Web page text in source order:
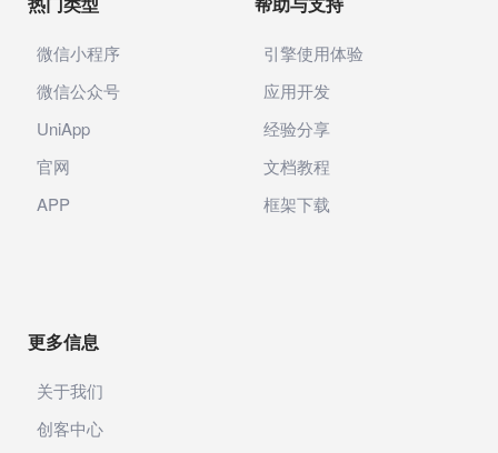
微信小程序
微信公众号
UniApp
官网
APP
引擎使用体验
应用开发
经验分享
文档教程
框架下载
更多信息
关于我们
创客中心